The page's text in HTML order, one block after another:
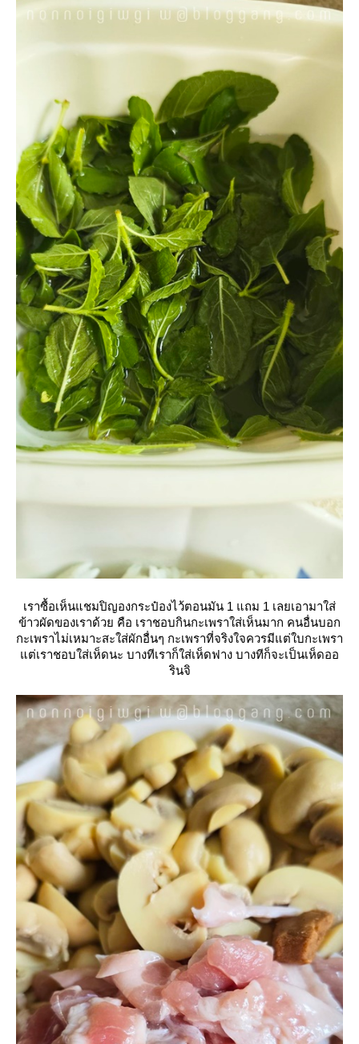
เราซื้อเห็นแชมปิญองกระป๋องไว้ตอนมัน 1 แถม 1 เลยเอามาใส่
ข้าวผัดของเราด้วย คือ เราชอบกินกะเพราใส่เห็นมาก คนอื่นบอก
กะเพราไม่เหมาะสะใส่ผักอื่นๆ กะเพราที่จริงใจควรมีแต่ใบกะเพรา
ต่เราชอบใส่เห็ดนะ บางทีเราก็ใส่เห็ดฟาง บางทีก็จะเป็นเห็ดออ
รินจิ